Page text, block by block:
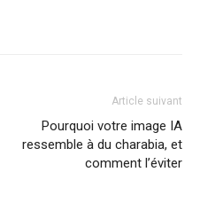
Article suivant
Pourquoi votre image IA
ressemble à du charabia, et
comment l’éviter